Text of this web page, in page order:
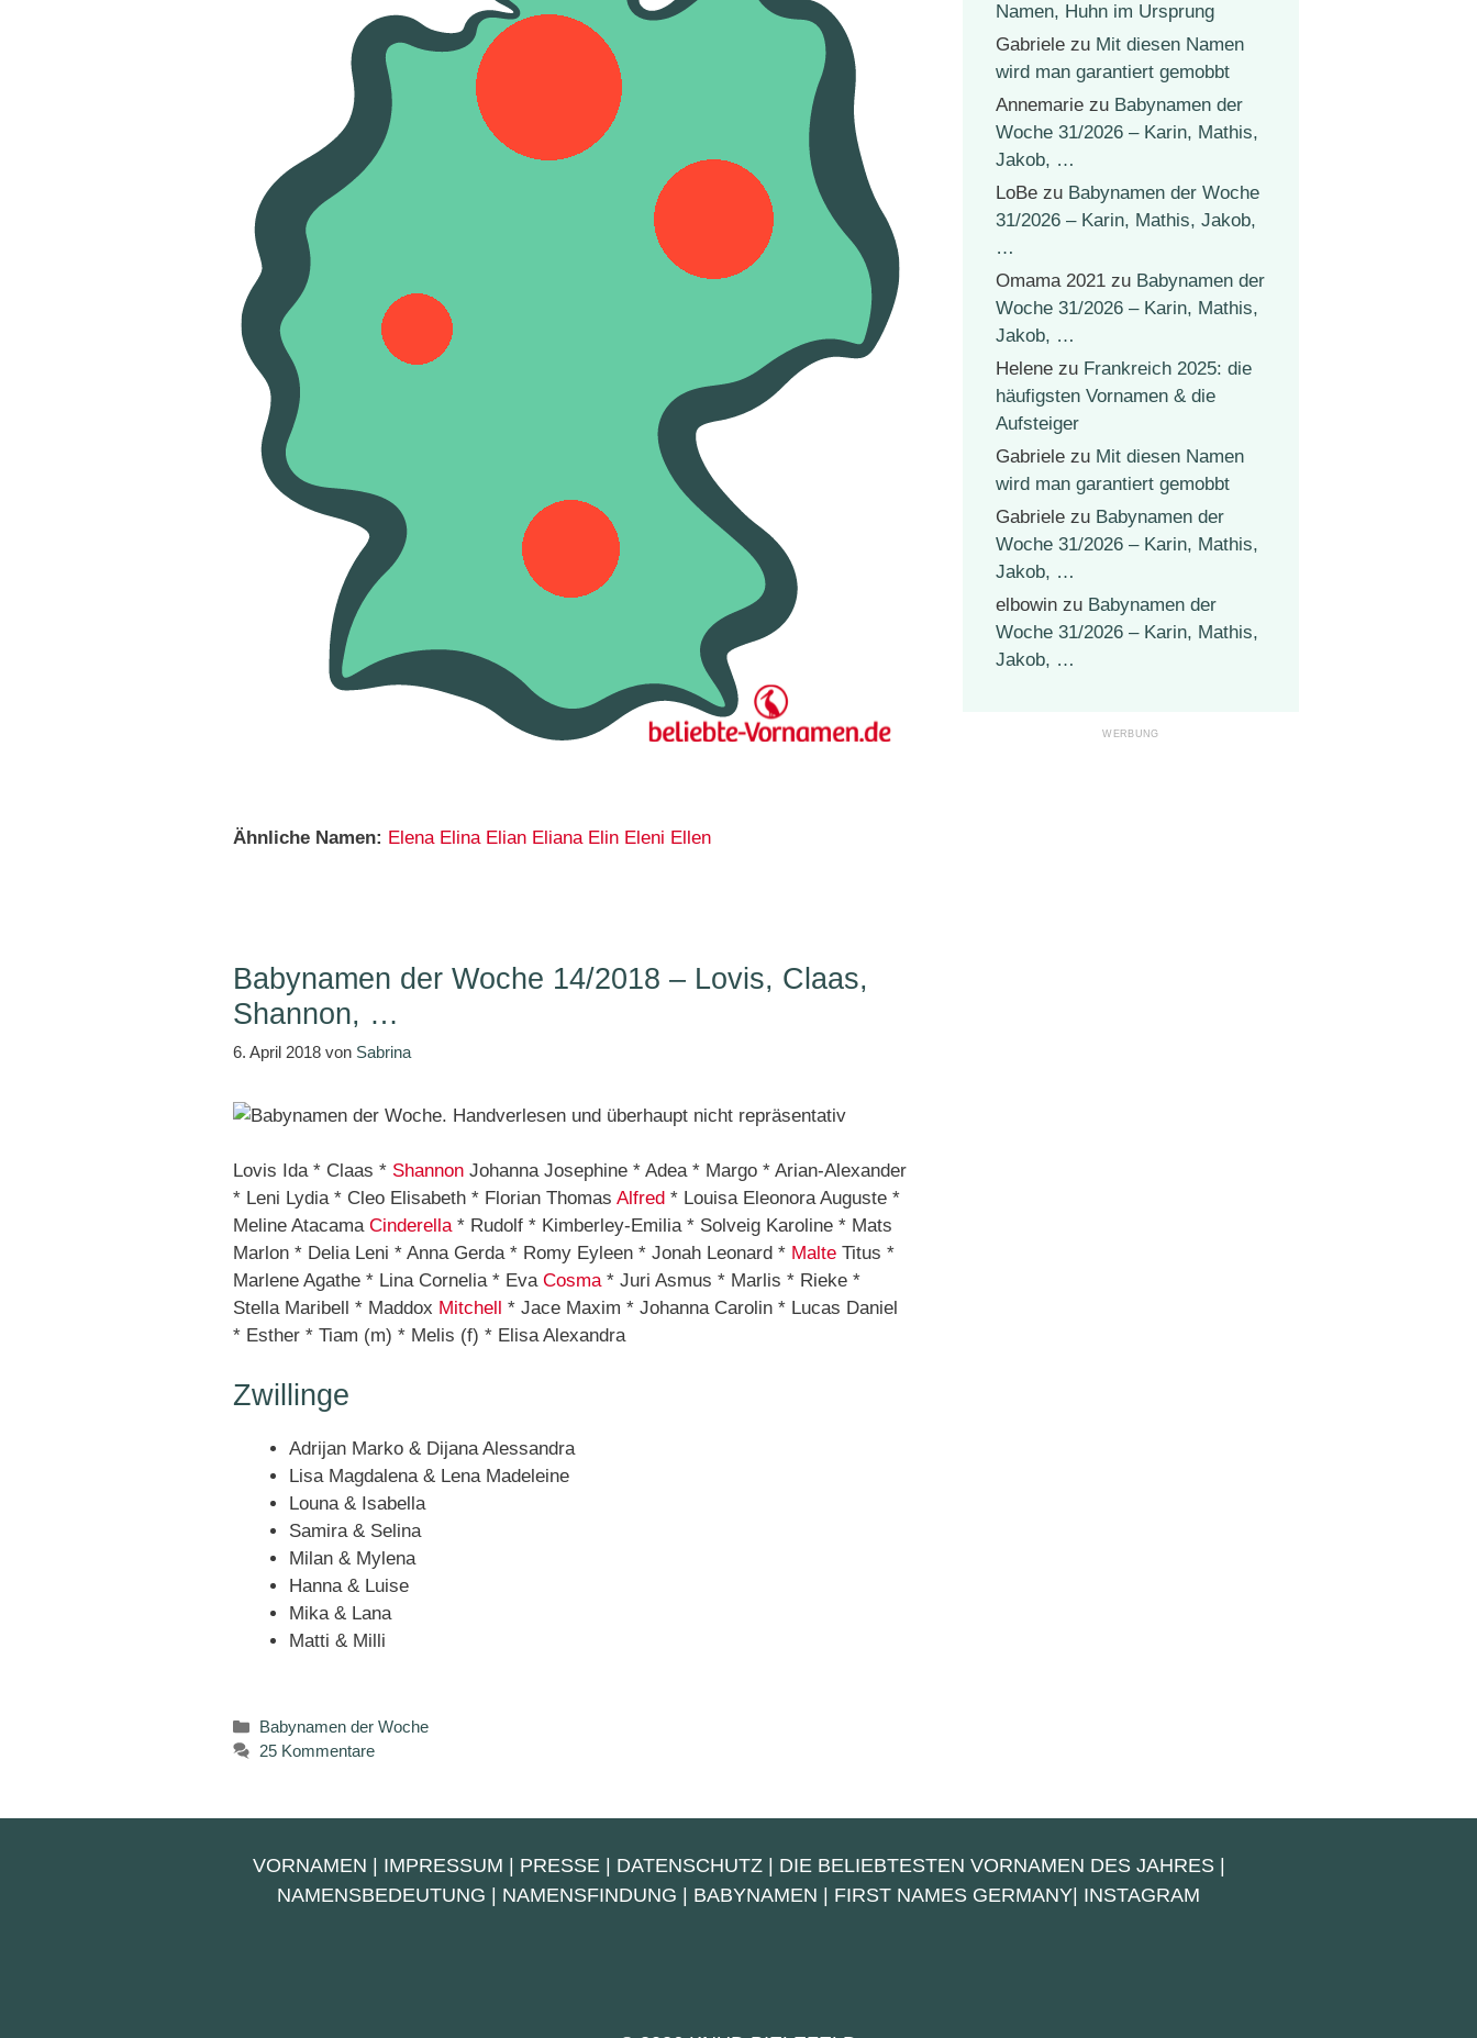
Ähnliche Namen: Elena Elina Elian Eliana Elin Eleni Ellen
Babynamen der Woche 14/2018 – Lovis, Claas,
Shannon, …
6. April 2018 von Sabrina
Lovis Ida * Claas * Shannon Johanna Josephine * Adea * Margo * Arian-Alexander
* Leni Lydia * Cleo Elisabeth * Florian Thomas Alfred * Louisa Eleonora Auguste *
Meline Atacama Cinderella* Rudolf * Kimberley-Emilia * Solveig Karoline * Mats
Marlon * Delia Leni * Anna Gerda * Romy Eyleen * Jonah Leonard * Malte Titus *
Marlene Agathe * Lina Cornelia * Eva Cosma* Juri Asmus * Marlis * Rieke *
Stella Maribell * Maddox Mitchell * Jace Maxim * Johanna Carolin * Lucas Daniel
* Esther * Tiam (m) * Melis (f) * Elisa Alexandra
Zwillinge
Adrijan Marko & Dijana Alessandra
Lisa Magdalena & Lena Madeleine
Louna & Isabella
Samira & Selina
Milan & Mylena
Hanna & Luise
Mika & Lana
Matti & Milli
Kategorien
Babynamen der Woche
25 Kommentare
Namen, Huhn im Ursprung
Gabriele zu Mit diesen Namen
wird man garantiert gemobbt
Annemarie zu Babynamen der
Woche 31/2026 – Karin, Mathis,
Jakob, …
LoBe zu Babynamen der Woche
31/2026 – Karin, Mathis, Jakob,
…
Omama 2021 zu Babynamen der
Woche 31/2026 – Karin, Mathis,
Jakob, …
Helene zu Frankreich 2025: die
häufigsten Vornamen & die
Aufsteiger
Gabriele zu Mit diesen Namen
wird man garantiert gemobbt
Gabriele zu Babynamen der
Woche 31/2026 – Karin, Mathis,
Jakob, …
elbowin zu Babynamen der
Woche 31/2026 – Karin, Mathis,
Jakob, …
VORNAMEN IMPRESSUM PRESSE| DATENSCHUTZ| DIE BELIEBTESTEN VORNAMEN DES JAHRES|
NAMENSBEDEUTUNG
NAMENSFINDUNG BABYNAMEN FIRST NAMES GERMANY INSTAGRAM